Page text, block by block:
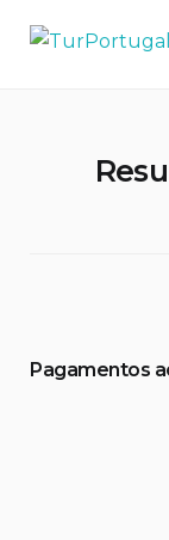
TurPortugal
Pagamentos